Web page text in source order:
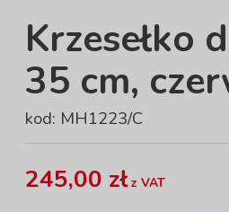
Krzesełko
35 cm,
kod: MH1223/C
245,00 złz VAT